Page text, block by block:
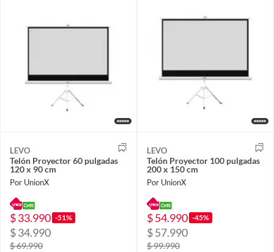
LEVO
Telón Proyector 60 pulgadas
120 x 90 cm
Por UnionX
$ 33.990 -51%
$ 34.990
$ 69.990
LEVO
Telón Proyector 100 pulgadas
200 x 150 cm
Por UnionX
$ 54.990 -45%
$ 57.990
$ 99.990